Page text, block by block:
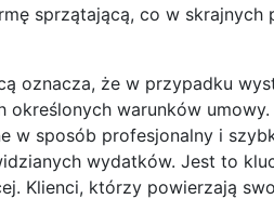
sprzątającą, co w
oznacza, że w przypadku
warunków
w sposób profesjonalny i
wydatków. Jest to
Klienci, którzy powierzają